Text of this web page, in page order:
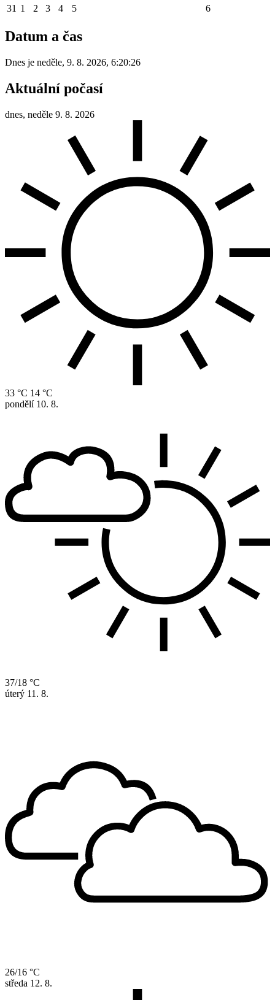
31 1 2 3 4 5 6
Datum a čas
Dnes je neděle, 9. 8. 2026, 6:20:26
Aktuální počasí
dnes, neděle 9. 8. 2026
33 °C 14 °C
pondělí 10. 8.
37/18 °C
úterý 11. 8.
26/16 °C
středa 12. 8.